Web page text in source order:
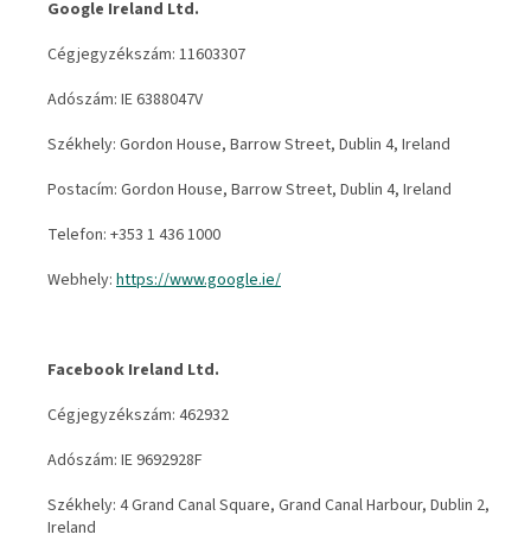
Google Ireland Ltd.
Cégjegyzékszám: 11603307
Adószám: IE 6388047V
Székhely: Gordon House, Barrow Street, Dublin 4, Ireland
Postacím: Gordon House, Barrow Street, Dublin 4, Ireland
Telefon: +353 1 436 1000
Webhely: https://www.google.ie/
Facebook Ireland Ltd.
Cégjegyzékszám: 462932
Adószám: IE 9692928F
Székhely: 4 Grand Canal Square, Grand Canal Harbour, Dublin 2,
Ireland